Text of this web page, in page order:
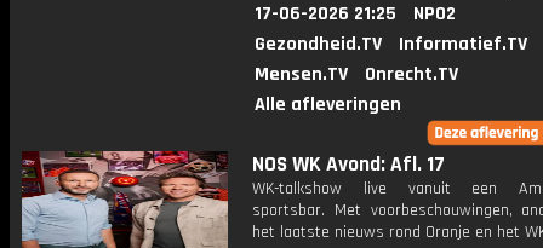
17-06-2026 21:25
NPO2
Gezondheid.TV
Informatief.TV
Mensen.TV
Onrecht.TV
Alle afleveringen
NOS WK Avond: Afl. 17
WK-talkshow live vanuit een
sportsbar. Met voorbeschouwingen,
het laatste nieuws rond Oranje en het